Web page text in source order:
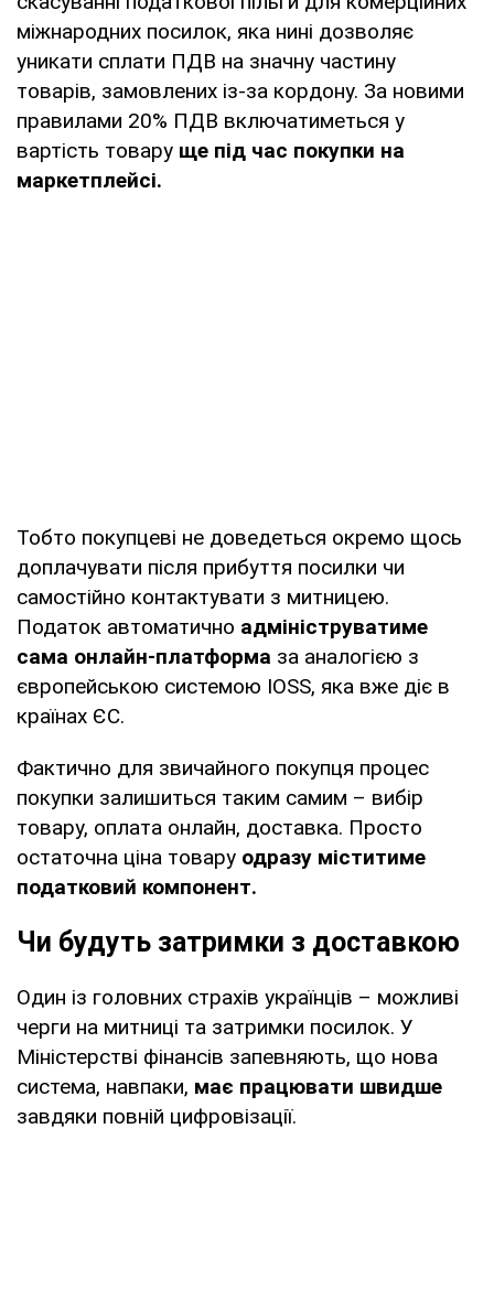
міжнародних посилок, яка нині дозволяє
уникати сплати ПДВ на значну частину
товарів, замовлених із-за кордону. За новими
правилами 20% ПДВ включатиметься у
вартість товару ще під час покупки на
маркетплейсі.
Тобто покупцеві не доведеться окремо щось
доплачувати після прибуття посилки чи
самостійно контактувати з митницею.
Податок автоматично адмініструватиме
сама онлайн-платформа за аналогією з
європейською системою IOSS, яка вже діє в
країнах ЄС.
Фактично для звичайного покупця процес
покупки залишиться таким самим – вибір
товару, оплата онлайн, доставка. Просто
остаточна ціна товару одразу міститиме
податковий компонент.
Чи будуть затримки з доставкою
Один із головних страхів українців – можливі
черги на митниці та затримки посилок. У
Міністерстві фінансів запевняють, що нова
система, навпаки, має працювати швидше
завдяки повній цифровізації.